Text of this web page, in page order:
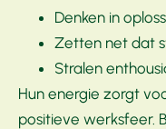
Denken in
Zetten net dat
Stralen
Hun energie zorgt
positieve werksfeer.